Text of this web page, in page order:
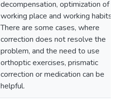
decompensation, optimization of
working place and working habits.
There are some cases, where
correction does not resolve the
problem, and the need to use
orthoptic exercises, prismatic
correction or medication can be
helpful.